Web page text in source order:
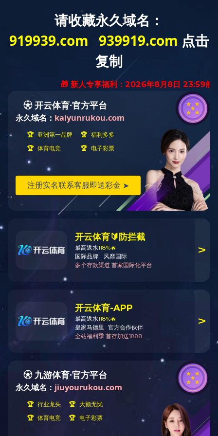
首页 关于东林 新闻动态
产品展示
工程业绩
人力资源 米兰体育在线网站_米兰体育(中国) English
矿山冶金行业
为水泥建材行业提供的带式输送系统
浏览量：6684